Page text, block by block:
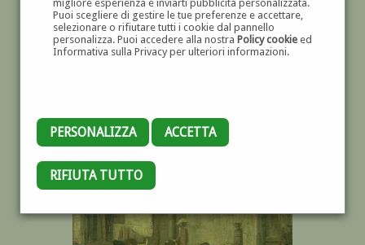
migliore esperienza e inviarti pubblicità personalizzata.
Puoi scegliere di gestire le tue preferenze e accettare,
selezionare o rifiutare tutti i cookie dal pannello
personalizza. Puoi accedere alla nostra Policy cookieed
Informativa sulla Privacy per ulteriori informazioni.
PERSONALIZZA ACCETTA
RIFIUTA TUTTO
OPERE DELL'AUTORE